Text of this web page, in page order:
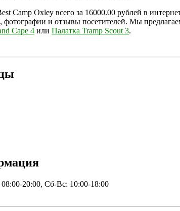
Camp Oxley всего за 16000.00 рублей в
фотографии и отзывы посетителей. Мы
Cape 4 или Палатка Tramp Scout 3.
20:00, Сб-Вс: 10:00-18:00